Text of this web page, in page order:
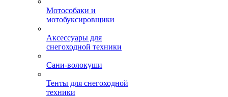
Мотособаки и
мотобуксировщики
Аксессуары для
снегоходной техники
Сани-волокуши
Тенты для снегоходной
техники